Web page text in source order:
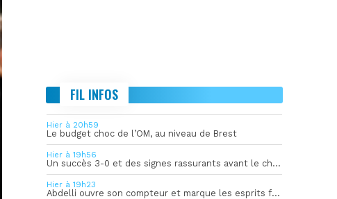
FIL INFOS
Hier à 20h59
Le budget choc de l’OM, au niveau de Brest
Hier à 19h56
Un succès 3-0 et des signes rassurants avant le choc face à Bilbao
Hier à 19h23
Abdelli ouvre son compteur et marque les esprits face à Al-Shahania